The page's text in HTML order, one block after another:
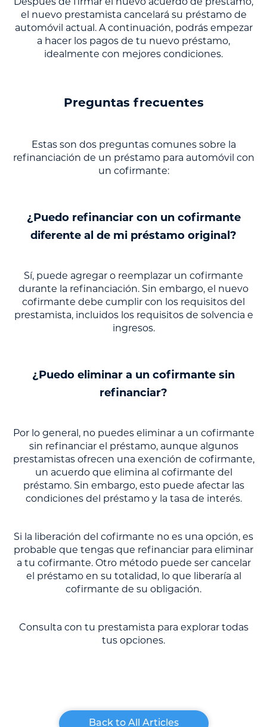
el nuevo prestamista cancelará su préstamo de
automóvil actual. A continuación, podrás empezar
a hacer los pagos de tu nuevo préstamo,
idealmente con mejores condiciones.
Preguntas frecuentes
Estas son dos preguntas comunes sobre la
refinanciación de un préstamo para automóvil con
un cofirmante:
¿Puedo refinanciar con un cofirmante
diferente al de mi préstamo original?
Sí, puede agregar o reemplazar un cofirmante
durante la refinanciación. Sin embargo, el nuevo
cofirmante debe cumplir con los requisitos del
prestamista, incluidos los requisitos de solvencia e
ingresos.
¿Puedo eliminar a un cofirmante sin
refinanciar?
Por lo general, no puedes eliminar a un cofirmante
sin refinanciar el préstamo, aunque algunos
prestamistas ofrecen una exención de cofirmante,
un acuerdo que elimina al cofirmante del
préstamo. Sin embargo, esto puede afectar las
condiciones del préstamo y la tasa de interés.
Si la liberación del cofirmante no es una opción, es
probable que tengas que refinanciar para eliminar
a tu cofirmante. Otro método puede ser cancelar
el préstamo en su totalidad, lo que liberaría al
cofirmante de su obligación.
Consulta con tu prestamista para explorar todas
tus opciones.
Back to All Articles